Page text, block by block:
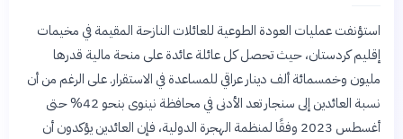
استؤنفت عمليات العودة الطوعية للعائلات النازحة المقيمة في مخيمات
إقليم كردستان، حيث تحصل كل عائلة عائدة على منحة مالية قدرها
مليون وخمسمائة ألف دينار عراقي للمساعدة في الاستقرار. على الرغم من أن
نسبة العائدين إلى سنجار تعد الأدنى في محافظة نينوى بنحو 42% حتى
أغسطس 2023 وفقًا لمنظمة الهجرة الدولية، فإن العائدين يؤكدون أن